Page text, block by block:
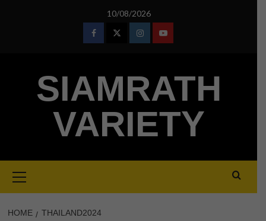
10/08/2026
FacebookTwitterInstagramYoutube
SIAMRATH
VARIETY
Menu
HOME THAILAND2024